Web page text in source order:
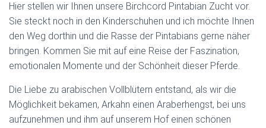
Hier stellen wir Ihnen unsere Birchcord Pintabian Zucht vor.
Sie steckt noch in den Kinderschuhen und ich möchte Ihnen
den Weg dorthin und die Rasse der Pintabians gerne näher
bringen. Kommen Sie mit auf eine Reise der Faszination,
emotionalen Momente und der Schönheit dieser Pferde.
Die Liebe zu arabischen Vollblütern entstand, als wir die
Möglichkeit bekamen, Arkahn einen Araberhengst, bei uns
aufzunehmen und ihm auf unserem Hof einen schönen